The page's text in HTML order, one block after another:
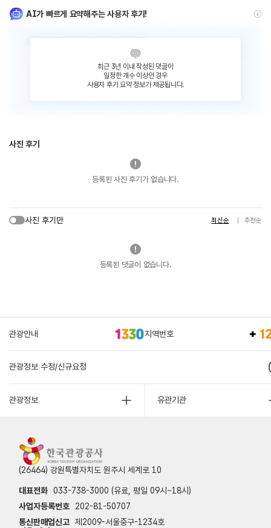
AI가 빠르게 요약해주는 사용자 후기!
최근 3년 이내 작성된 댓글이
일정한 개수 이상인 경우
사용자 후기 요약 정보가 제공됩니다.
사진 후기
등록된 사진 후기가 없습니다.
사진 후기만 최신순 추천순
등록된 댓글이 없습니다.
관광안내 지역번호
관광정보 수정/신규요청
관광정보 유관기관
(26464) 강원특별자치도 원주시 세계로 10
대표전화 033-738-3000 (유료, 평일 09시~18시)
사업자등록번호
202-81-50707
통신판매업신고 제2009-서울중구-1234호